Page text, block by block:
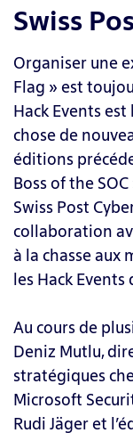
Swiss
Organiser une
Flag » est
Hack Events
chose de
éditions
Boss of the
Swiss Post
collaboration
à la chasse aux
les Hack
Au cours de
Deniz Mutlu,
stratégiques
Microsoft
Rudi Jäger et